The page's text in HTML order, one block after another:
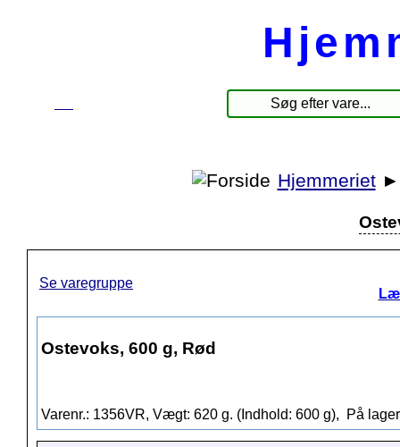
Hjemmeriet
Se varegruppe
Ostevoks, 600 g, Rød
Varenr.: 1356VR, Vægt: 620 g. (Indhold: 600 g), På lager